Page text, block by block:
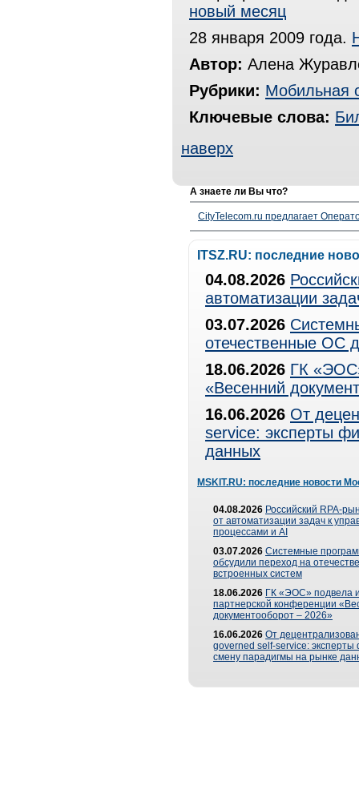
новый месяц
28 января 2009 года.
Автор: Алена
Рубрики: Мобильная
Ключевые слова:
наверх
А знаете ли Вы что?
CityTelecom.ru предлагает
ITSZ.RU: последние
04.08.2026
автоматизации
03.07.2026
отечественные ОС
18.06.2026 ГК
«Весенний
16.06.2026 От
service: эксперты
данных
MSKIT.RU: последние новости
04.08.2026 Российский RPA-
от автоматизации задач к
процессами и AI
03.07.2026 Системные
обсудили переход на
встроенных систем
18.06.2026 ГК «ЭОС» подвела
партнерской конференции
документооборот – 2026»
16.06.2026 От
governed self-service: эксперты
смену парадигмы на рынке